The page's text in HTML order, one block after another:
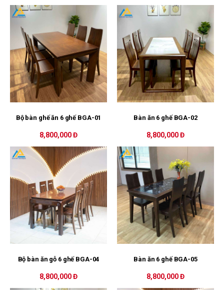
Bộ bàn ghế ăn 6 ghế BGA-01
8,800,000 Đ
Bàn ăn 6 ghế BGA-02
8,800,000 Đ
Bộ bàn ăn gỗ 6 ghế BGA-04
8,800,000 Đ
Bàn ăn 6 ghế BGA-05
8,800,000 Đ